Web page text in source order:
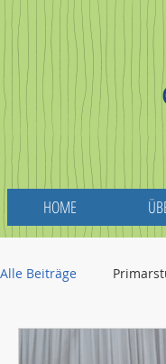
HOME
Alle Beiträge